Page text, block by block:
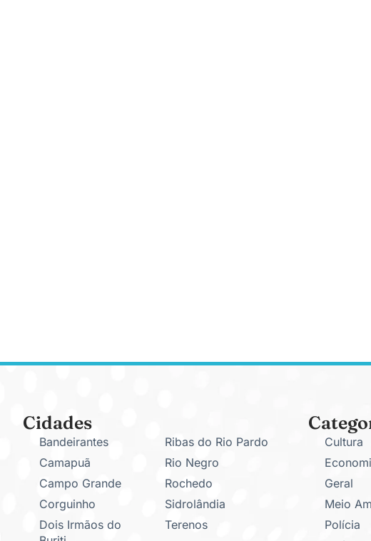
Cidades
Bandeirantes
Camapuã
Campo Grande
Corguinho
Dois Irmãos do
Ribas do Rio Pardo
Rio Negro
Rochedo
Sidrolândia
Terenos
Cultura
Geral
Meio
Polícia